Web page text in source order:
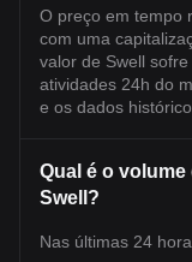
O preço em tempo
com uma
valor de Swell
atividades 24h do
e os dados
Qual é o
Swell?
Nas últimas 24